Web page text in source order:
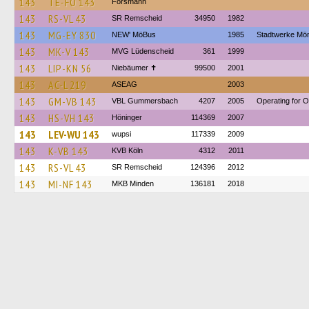
143 RS-VL 43 SR Remscheid 34950 1982
143 MG-EY 830 NEW' MöBus 1985 Stadtwerke
143 MK-V 143 MVG Lüdenscheid 361 1999
143 LIP-KN 56 Niebäumer ✝︎ 99500 2001
143 AC-L 219 ASEAG 2003
143 GM-VB 143 VBL Gummersbach 4207 2005 Operating for
143 HS-VH 143 Höninger 114369 2007
143 LEV-WU 143 wupsi 117339 2009
143 K-VB 143 KVB Köln 4312 2011
143 RS-VL 43 SR Remscheid 124396 2012
143 MI-NF 143 MKB Minden 136181 2018